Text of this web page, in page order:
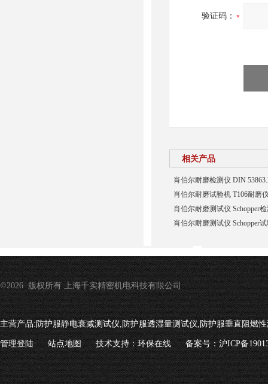
验证码：
相关产品
肖伯尔耐磨检测仪 DIN
肖伯尔耐磨试验机 T106耐磨
肖伯尔耐磨测试仪 Schopper
肖伯尔耐磨测试仪 Schopper
©2026 版权所有 上海千实精密机电科技有限公司
主营产品:防护服静电衰减测试仪,防护服透湿量测试仪,防护服垂直阻燃
管理登陆 站点地图 技术支持：环保在线 备案号：沪ICP备